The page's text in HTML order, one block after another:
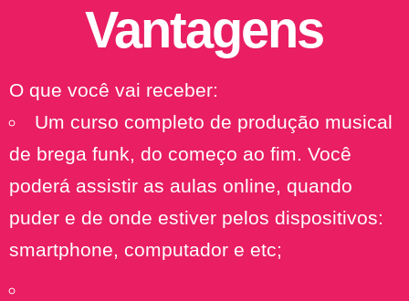
Vantagens
O que você vai receber:
Um curso completo de produção musical
de brega funk, do começo ao fim. Você
poderá assistir as aulas online, quando
puder e de onde estiver pelos dispositivos:
smartphone, computador e etc;